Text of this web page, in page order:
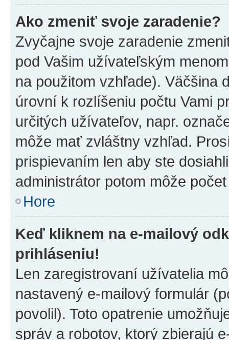
Ako zmeniť svoje zaradenie?
Zvyčajne svoje zaradenie
pod Vašim užívateľským
na použitom vzhľade). Väčšina
úrovní k rozlíšeniu počtu Vami
určitých užívateľov, napr.
môže mať zvláštny vzhľad.
prispievaním len aby ste
administrátor potom môže
Hore
Keď kliknem na e-mailový
prihláseniu!
Len zaregistrovaní užívatelia
nastavený e-mailový formulár
povolil). Toto opatrenie
správ a robotov, ktorý zbierajú